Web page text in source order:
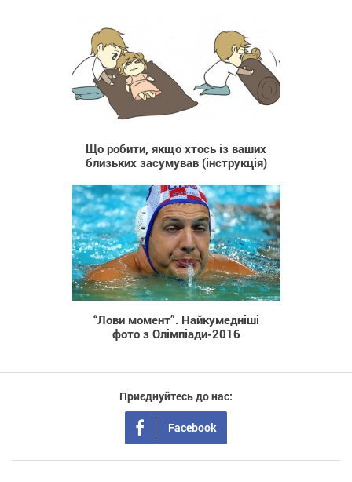
Що робити, якщо хтось із ваших
близьких засумував (інструкція)
1 201
“Лови момент”. Найкумедніші
фото з Олімпіади-2016
Приєднуйтесь до нас:
Facebook